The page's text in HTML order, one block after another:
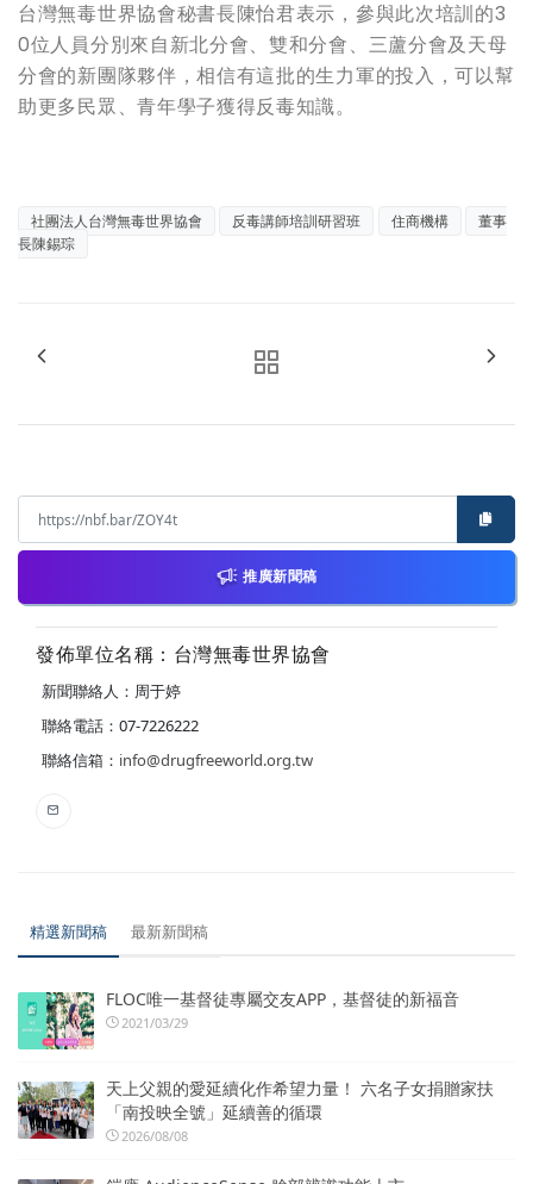
台灣無毒世界協會秘書長陳怡君表示，參與此次培訓的3
0位人員分別來自新北分會、雙和分會、三蘆分會及天母
分會的新團隊夥伴，相信有這批的生力軍的投入，可以幫
助更多民眾、青年學子獲得反毒知識。
社團法人台灣無毒世界協會 反毒講師培訓研習班 住商機構
董事
長陳錫琮
推廣新聞稿
發佈單位名稱：台灣無毒世界協會
新聞聯絡人：周于婷
聯絡電話：07-7226222
聯絡信箱： info@drugfreeworld.org.tw
精選新聞稿 最新新聞稿
FLOC唯一基督徒專屬交友APP，基督徒的新福音
2021/03/29
天上父親的愛延續化作希望力量！ 六名子女捐贈家扶
「南投映全號」延續善的循環
2026/08/08